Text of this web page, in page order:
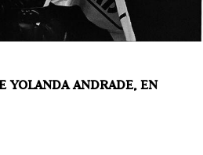
YOLANDA ANDRADE, EN